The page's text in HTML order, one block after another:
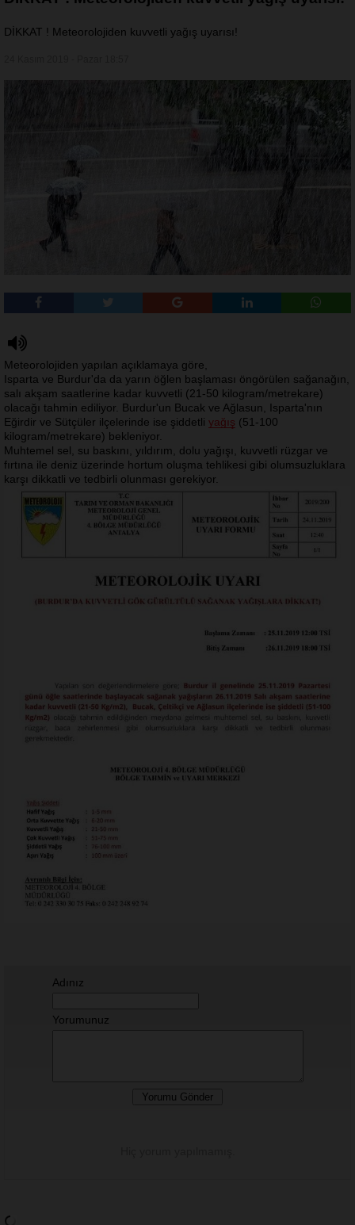
DİKKAT ! Meteorolojiden kuvvetli yağış uyarısı!
Meteorolojiden yapılan açıklamaya göre,
Isparta ve Burdur'da da yarın öğlen başlaması öngörülen sağanağın,
salı akşam saatlerine kadar kuvvetli (21-50 kilogram/metrekare)
olacağı tahmin ediliyor. Burdur'un Bucak ve Ağlasun, Isparta'nın
Eğirdir ve Sütçüler ilçelerinde ise şiddetli yağış (51-100
kilogram/metrekare) bekleniyor.
Muhtemel sel, su baskını, yıldırım, dolu yağışı, kuvvetli rüzgar ve
fırtına ile deniz üzerinde hortum oluşma tehlikesi gibi olumsuzluklara
karşı dikkatli ve tedbirli olunması gerekiyor.
Adınız
Yorumunuz